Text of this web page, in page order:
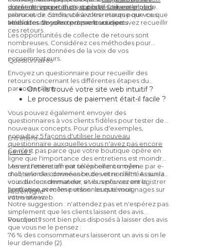
du client : importance, outils VoC et exemples.
disent de vos produits apporte souvent plus de
valeur et de confiance à votre marque que ce que
vous dites de votre propre boutique.
votre entreprise. Si c'est positif, utilisez-le pour
promouvoir. Sinon, utilisez les retours pour vous
améliorer. Voyons comment vous pouvez recueillir
ces retours.
Méthodes de collecte des retours clients
Les opportunités de collecte de retours sont
nombreuses. Considérez ces méthodes pour
recueillir les données de la voix de vos
consommateurs.
Questionnaires
Envoyez un questionnaire pour recueillir des
retours concernant les différentes étapes du
parcours client.
Ont-ils trouvé votre site web intuitif ?
Le processus de paiement était-il facile ?
Étaient-ils satisfaits du produit/service ?
Vous recommanderaient-ils à un ami ?
(Oui, c'est uneNet Promoter Score
question.)
Vous pouvez également envoyer des
questionnaires à vos clients fidèles pour tester de
nouveaux concepts. Pour plus d'exemples,
consultez5 façons d'utiliser le nouveau
questionnaire auxquelles vous n'avez pas encore
pensé !.
Entretiens
Ce n'est pas parce que votre boutique opère en
ligne que l'importance des entretiens est moindre.
Les entretiens offrent un excellent moyen
d'obtenir des données brutes et non filtrées sur la
voix du consommateur, et ils renforceront la
confiance avec les personnes que vous
interviewez.
Menez l'entretien par téléphone ou même par e-
mail, selon la convenance de votre client. Assurez-
vous de leur demander si vous pouvez enregistrer
l'entretien et même utiliser leurs témoignages sur
votre site web.
Avis en ligne
Notre suggestion : n'attendez pas et n'espérez pas
simplement que les clients laissent des avis.
Pourquoi ?
Vos clients sont bien plus disposés à laisser des avis
que vous ne le pensez :
76 % des consommateurs laisseront un avis si on le
leur demande (2).